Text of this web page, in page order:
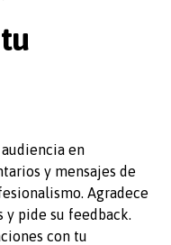
en
y mensajes de
Agradece
y pide su feedback.
con tu